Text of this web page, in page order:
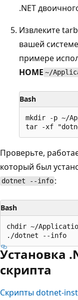
.NET
Извлеките
вашей
примере
HOME ~/
Bash
mkdir -p ~/
Проверьте,
который был
dotnet --info :
Bash
chdir ~/
Установка
скрипта
Скрипты dotnet-